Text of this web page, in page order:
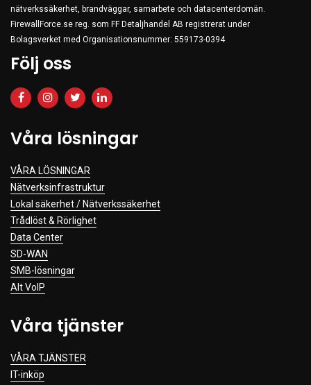
Photo & Video
Household & Garden
Office Supplies
Network Equipment
Printers & Accessories
Beauty & Healthcare
Software
Service & Support
nätverkssäkerhet, brandväggar, samarbete och datacenterdomän.
FirewallForce.se reg. som FF Detaljhandel AB registrerat under
Bolagsverket med Organisationsnummer: 559173-0394
Följ oss
Våra lösningar
VÅRA LÖSNINGAR
Nätverksinfrastruktur
Lokal säkerhet / Nätverkssäkerhet
Trådlöst & Rörlighet
Data Center
SD-WAN
SMB-lösningar
Alt VoIP
Våra tjänster
VÅRA TJÄNSTER
IT-inköp